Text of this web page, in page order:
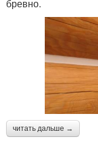
бревно.
читать дальше →